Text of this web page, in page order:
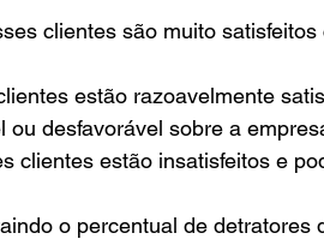
clientes são muito
estão razoavelmente
ou desfavorável sobre a
clientes estão insatisfeitos e
o percentual de detratores